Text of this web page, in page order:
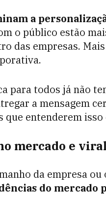
a
o público estão
das empresas.
para todos já não
a mensagem
que entenderem
mercado e
da empresa
do mercado